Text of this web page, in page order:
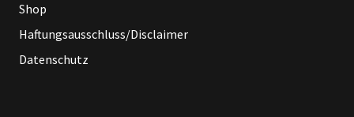
Shop
Haftungsausschluss/Disclaimer
Datenschutz